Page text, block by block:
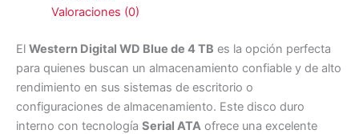
Valoraciones (0)
El Western Digital WD Blue de 4 TB es la opción perfecta
para quienes buscan un almacenamiento confiable y de alto
rendimiento en sus sistemas de escritorio o
configuraciones de almacenamiento. Este disco duro
interno con tecnología Serial ATA ofrece una excelente